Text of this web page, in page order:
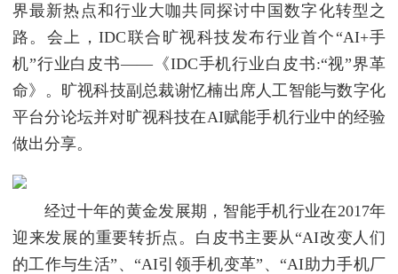
界最新热点和行业大咖共同探讨中国数字化转型之
路。会上，IDC联合旷视科技发布行业首个“AI+手
机”行业白皮书——《IDC手机行业白皮书:“视”界革
命》。旷视科技副总裁谢忆楠出席人工智能与数字化
平台分论坛并对旷视科技在AI赋能手机行业中的经验
做出分享。
经过十年的黄金发展期，智能手机行业在2017年
迎来发展的重要转折点。白皮书主要从“AI改变人们
的工作与生活”、“AI引领手机变革”、“AI助力手机厂